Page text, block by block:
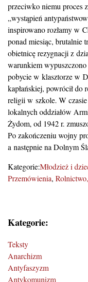
przeciwko niemu proces
„wystąpień
inspirowano rozłamy w
ponad miesiąc, brutalnie
obietnicę rezygnacji z
warunkiem
pobycie w klasztorze w
kapłańskiej, powrócił do
religii w szkole. W
lokalnych oddziałów
Żydom, od 1942 r.
Po zakończeniu wojny
a następnie na Dolnym
Kategorie:Młodzież i
Przemówienia
Kategorie:
Teksty
Anarchizm
Antyfaszyzm
Antykomunizm